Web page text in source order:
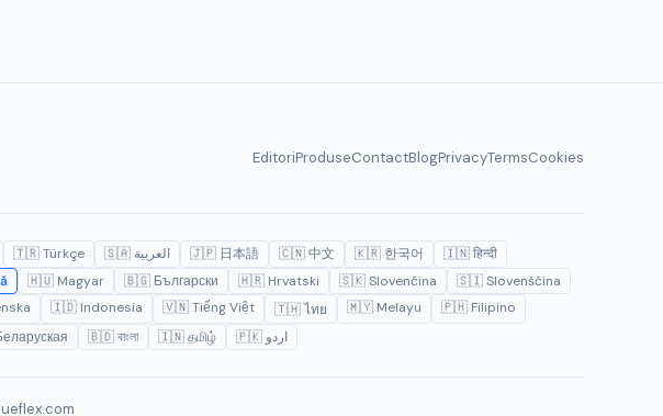
EditoriProduseContactBlogPrivacyTermsCookies
🇹🇷 Türkçe 🇸🇦 العربية 🇯🇵 日本語 🇨🇳 中文 🇰🇷 한국어
🇮🇳 हिन्दी
🇭🇺 Magyar 🇧🇬 Български 🇭🇷 Hrvatski 🇸🇰 Slovenčina
🇸🇮 Slovenščina
🇮🇩 Indonesia 🇻🇳 Tiếng Việt 🇹🇭 ไทย 🇲🇾 Melayu
🇵🇭 Filipino
🇧🇩 বাংলা 🇮🇳 தமிழ் 🇵🇰 اردو